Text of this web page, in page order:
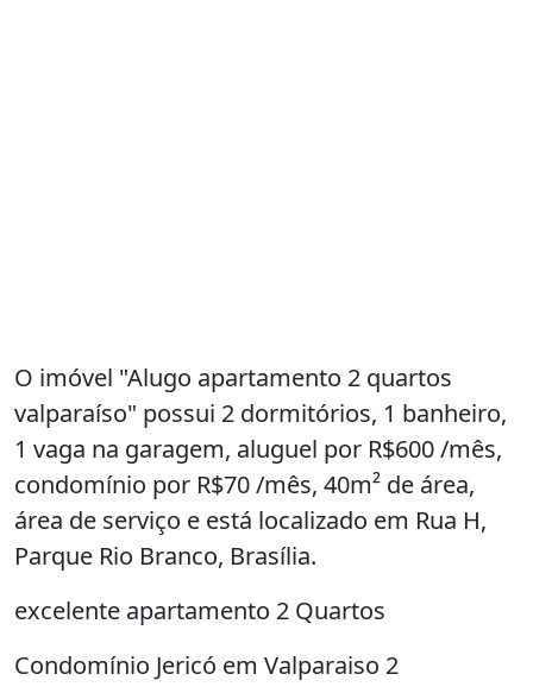
O imóvel "Alugo apartamento 2 quartos
valparaíso" possui 2 dormitórios, 1 banheiro,
1 vaga na garagem, aluguel por R$600 /mês,
condomínio por R$70 /mês, 40m² de área,
área de serviço e está localizado em Rua H,
Parque Rio Branco, Brasília.
excelente apartamento 2 Quartos
Condomínio Jericó em Valparaiso 2